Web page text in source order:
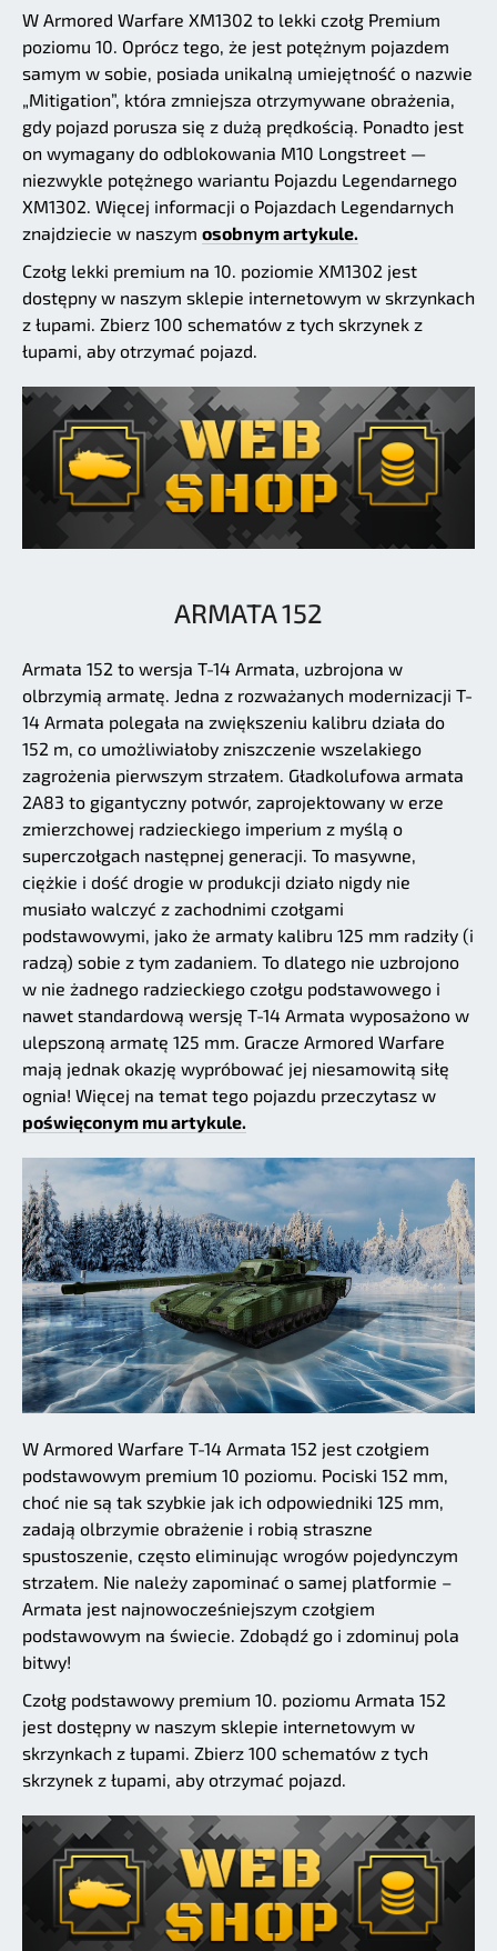
W Armored Warfare XM1302 to lekki czołg Premium
poziomu 10. Oprócz tego, że jest potężnym pojazdem
samym w sobie, posiada unikalną umiejętność o nazwie
„Mitigation”, która zmniejsza otrzymywane obrażenia,
gdy pojazd porusza się z dużą prędkością. Ponadto jest
on wymagany do odblokowania M10 Longstreet —
niezwykle potężnego wariantu Pojazdu Legendarnego
XM1302. Więcej informacji o Pojazdach Legendarnych
znajdziecie w naszym osobnym artykule.
Czołg lekki premium na 10. poziomie XM1302 jest
dostępny w naszym sklepie internetowym w skrzynkach
z łupami. Zbierz 100 schematów z tych skrzynek z
łupami, aby otrzymać pojazd.
ARMATA 152
Armata 152 to wersja T-14 Armata, uzbrojona w
olbrzymią armatę. Jedna z rozważanych modernizacji T-
14 Armata polegała na zwiększeniu kalibru działa do
152 m, co umożliwiałoby zniszczenie wszelakiego
zagrożenia pierwszym strzałem. Gładkolufowa armata
2A83 to gigantyczny potwór, zaprojektowany w erze
zmierzchowej radzieckiego imperium z myślą o
superczołgach następnej generacji. To masywne,
ciężkie i dość drogie w produkcji działo nigdy nie
musiało walczyć z zachodnimi czołgami
podstawowymi, jako że armaty kalibru 125 mm radziły (i
radzą) sobie z tym zadaniem. To dlatego nie uzbrojono
w nie żadnego radzieckiego czołgu podstawowego i
nawet standardową wersję T-14 Armata wyposażono w
ulepszoną armatę 125 mm. Gracze Armored Warfare
mają jednak okazję wypróbować jej niesamowitą siłę
ognia! Więcej na temat tego pojazdu przeczytasz w
poświęconym mu artykule.
W Armored Warfare T-14 Armata 152 jest czołgiem
podstawowym premium 10 poziomu. Pociski 152 mm,
choć nie są tak szybkie jak ich odpowiedniki 125 mm,
zadają olbrzymie obrażenie i robią straszne
spustoszenie, często eliminując wrogów pojedynczym
strzałem. Nie należy zapominać o samej platformie –
Armata jest najnowocześniejszym czołgiem
podstawowym na świecie. Zdobądź go i zdominuj pola
bitwy!
Czołg podstawowy premium 10. poziomu Armata 152
jest dostępny w naszym sklepie internetowym w
skrzynkach z łupami. Zbierz 100 schematów z tych
skrzynek z łupami, aby otrzymać pojazd.